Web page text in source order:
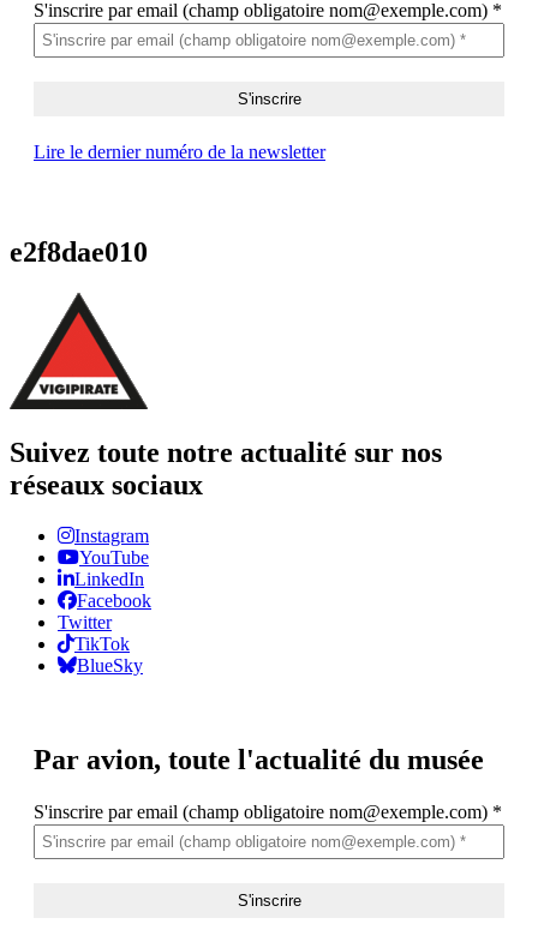
S'inscrire par email (champ obligatoire nom@exemple.com) *
Lire le dernier numéro de la newsletter
e2f8dae010
Suivez toute notre actualité sur nos
réseaux sociaux
Instagram
YouTube
LinkedIn
Facebook
Twitter
TikTok
BlueSky
Par avion, toute l'actualité du musée
S'inscrire par email (champ obligatoire nom@exemple.com) *